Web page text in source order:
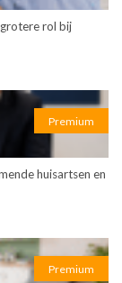
rol bij
Premium
huisartsen en
Premium